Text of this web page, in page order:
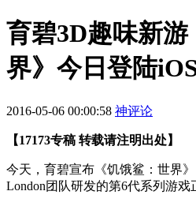
育碧3D趣味新
界》今日登陆
2016-05-06 00:00:58 神评论
【17173专稿 转载请注明出处】
今天，育碧宣布《饥饿鲨：世界》
London团队研发的第6代系列游戏